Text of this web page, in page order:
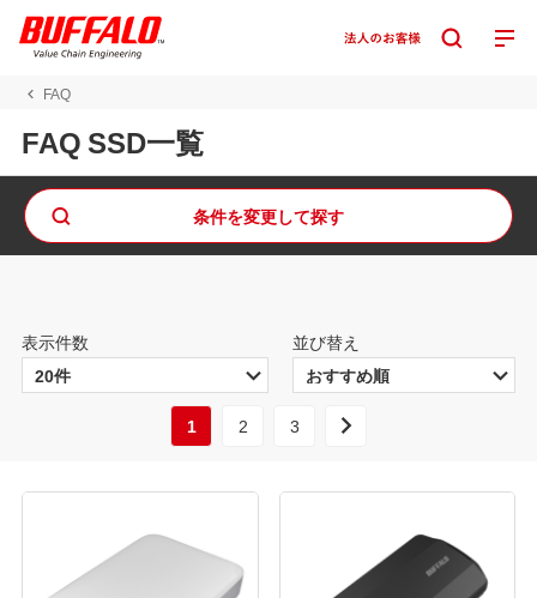
FAQ
FAQ SSD一覧
条件を変更して探す
表示件数 並び替え
1 2 3